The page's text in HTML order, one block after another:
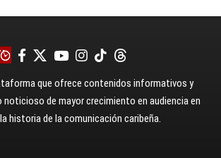
que ofrece contenidos informativos y
noticioso de mayor crecimiento en audiencia en
historia de la comunicación caribeña.